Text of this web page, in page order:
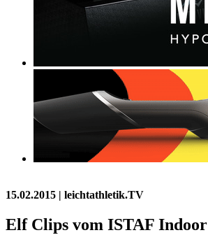
15.02.2015 | leichtathletik.TV
Elf Clips vom ISTAF Indoor